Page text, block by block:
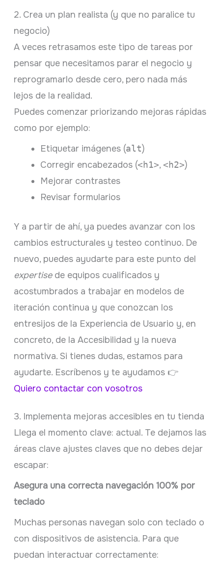
2. Crea un plan realista (y que no paralice tu
negocio)
A veces retrasamos este tipo de tareas por
pensar que necesitamos parar el negocio y
reprogramarlo desde cero, pero nada más
lejos de la realidad.
Puedes comenzar priorizando mejoras rápidas
como por ejemplo:
Etiquetar imágenes (alt)
Corregir encabezados (<h1>, <h2>)
Mejorar contrastes
Revisar formularios
Y a partir de ahí, ya puedes avanzar con los
cambios estructurales y testeo continuo. De
nuevo, puedes ayudarte para este punto del
expertisede equipos cualificados y
acostumbrados a trabajar en modelos de
iteración continua y que conozcan los
entresijos de la Experiencia de Usuario y, en
concreto, de la Accesibilidad y la nueva
normativa. Si tienes dudas, estamos para
ayudarte. Escríbenos y te ayudamos 👉
Quiero contactar con vosotros
3. Implementa mejoras accesibles en tu tienda
Llega el momento clave: actual. Te dejamos las
áreas clave ajustes claves que no debes dejar
escapar:
Asegura una correcta navegación 100% por
teclado
Muchas personas navegan solo con teclado o
con dispositivos de asistencia. Para que
puedan interactuar correctamente: